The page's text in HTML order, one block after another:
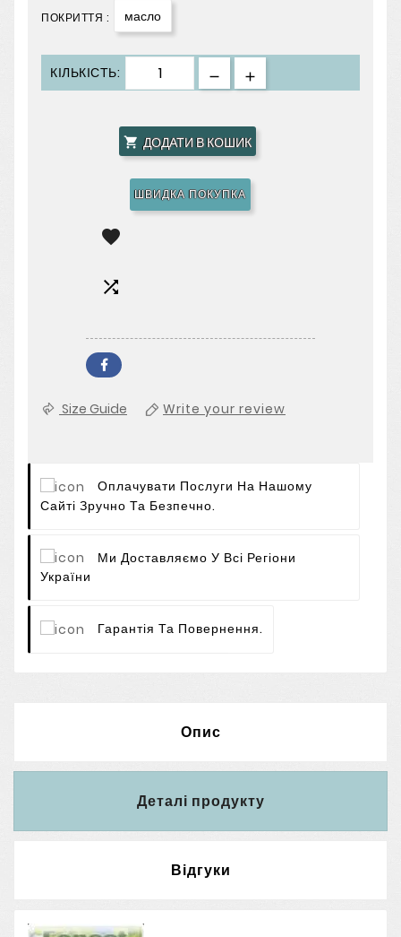
ПОКРИТТЯ : масло
КІЛЬКІСТЬ:
 ДОДАТИ В КОШИК
ШВИДКА ПОКУПКА


Size Guide Write your review
Оплачувати Послуги На Нашому
Сайті Зручно Та Безпечно.
Ми Доставляємо У Всі Регіони
України
Гарантія Та Повернення.
Опис
Деталі продукту
Відгуки